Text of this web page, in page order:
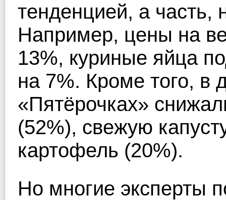
тенденцией, а часть,
Например, цены на
13%, куриные яйца
на 7%. Кроме того, в
«Пятёрочках»
(52%), свежую
картофель (20%).
Но многие эксперты